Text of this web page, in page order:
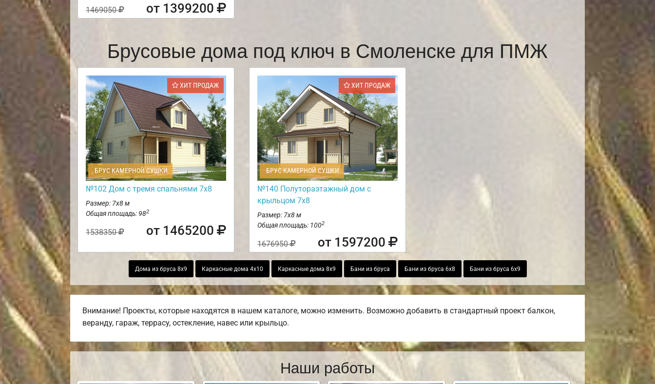
1469050 от 1399200
Брусовые дома под ключ в Смоленске для ПМЖ
ХИТ ПРОДАЖ
БРУС КАМЕРНОЙ СУШКИ
№102 Дом с тремя спальнями 7х8
Размер: 7х8 м
Общая площадь: 982
1538350 от 1465200
ХИТ ПРОДАЖ
БРУС КАМЕРНОЙ СУШКИ
№140 Полутораэтажный дом с
крыльцом 7х8
Размер: 7х8 м
Общая площадь: 1002
1676950 от 1597200
Дома из бруса 8х9 Каркасные дома 4х10 Каркасные дома 8х9 Бани из бруса Бани из бруса 6х8 Бани из бруса 6х9
Внимание! Проекты, которые находятся в нашем каталоге, можно изменить. Возможно добавить в стандартный проект балкон,
веранду, гараж, террасу, остекление, навес или крыльцо.
Наши работы